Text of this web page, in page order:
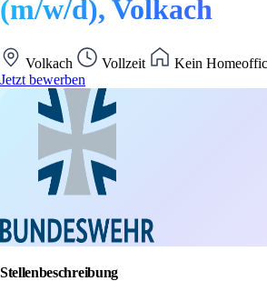
(m/w/d), Volkach
Volkach Vollzeit
Kein
Jetzt bewerben
Stellenbeschreibung